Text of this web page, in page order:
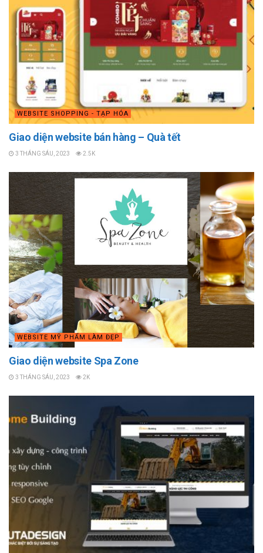
WEBSITE SHOPPING - TẠP HÓA
Giao diện website bán hàng – Quà tết
3 THÁNG SÁU, 2023 2.5K
WEBSITE MỸ PHẨM LÀM ĐẸP
Giao diện website Spa Zone
3 THÁNG SÁU, 2023 2K